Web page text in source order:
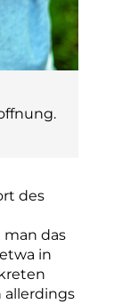
des
man das
in
allerdings